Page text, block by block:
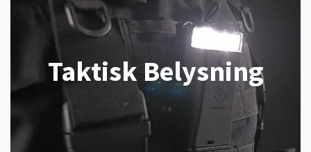
Taktisk Belysning